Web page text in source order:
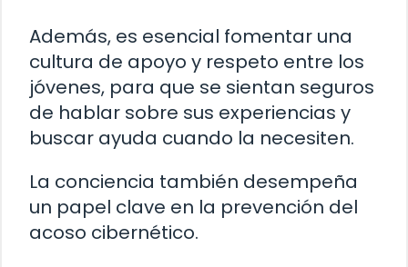
Además, es esencial fomentar una
cultura de apoyo y respeto entre los
jóvenes, para que se sientan seguros
de hablar sobre sus experiencias y
buscar ayuda cuando la necesiten.
La conciencia también desempeña
un papel clave en la prevención del
acoso cibernético.